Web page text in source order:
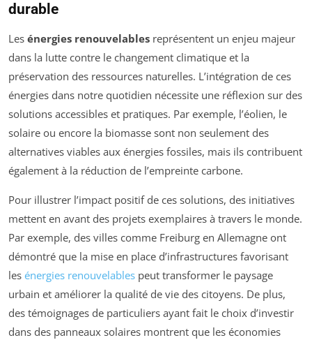
durable
Les énergies renouvelables représentent un enjeu majeur
dans la lutte contre le changement climatique et la
préservation des ressources naturelles. L’intégration de ces
énergies dans notre quotidien nécessite une réflexion sur des
solutions accessibles et pratiques. Par exemple, l’éolien, le
solaire ou encore la biomasse sont non seulement des
alternatives viables aux énergies fossiles, mais ils contribuent
également à la réduction de l’empreinte carbone.
Pour illustrer l’impact positif de ces solutions, des initiatives
mettent en avant des projets exemplaires à travers le monde.
Par exemple, des villes comme Freiburg en Allemagne ont
démontré que la mise en place d’infrastructures favorisant
les énergies renouvelables peut transformer le paysage
urbain et améliorer la qualité de vie des citoyens. De plus,
des témoignages de particuliers ayant fait le choix d’investir
dans des panneaux solaires montrent que les économies